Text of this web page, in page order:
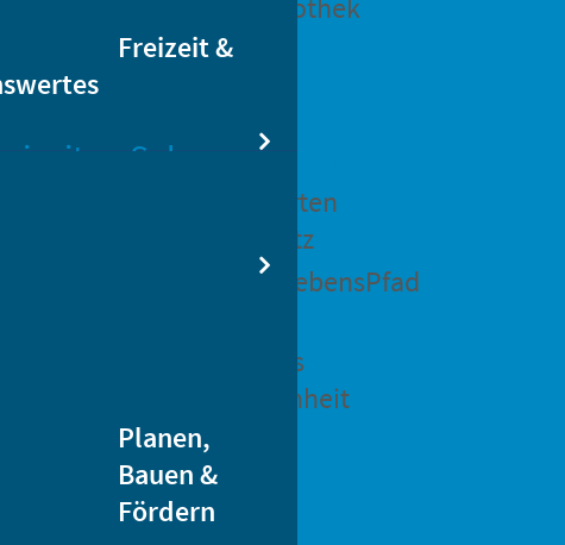
Bikesharing
Stadtbibliothek
Freizeit &
Heidenauer
Musiknacht
Sehenswertes
Barockgarten
Großsedlitz
MärchenLebensPfad
Heidenaus
Vergangenheit
Planen,
Bauen &
Fördern